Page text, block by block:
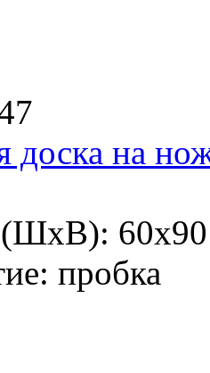
доска на
(ШхВ):
пробка